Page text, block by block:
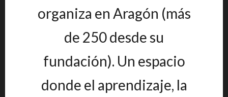
organiza en Aragón (más
de 250 desde su
fundación). Un espacio
donde el aprendizaje, la